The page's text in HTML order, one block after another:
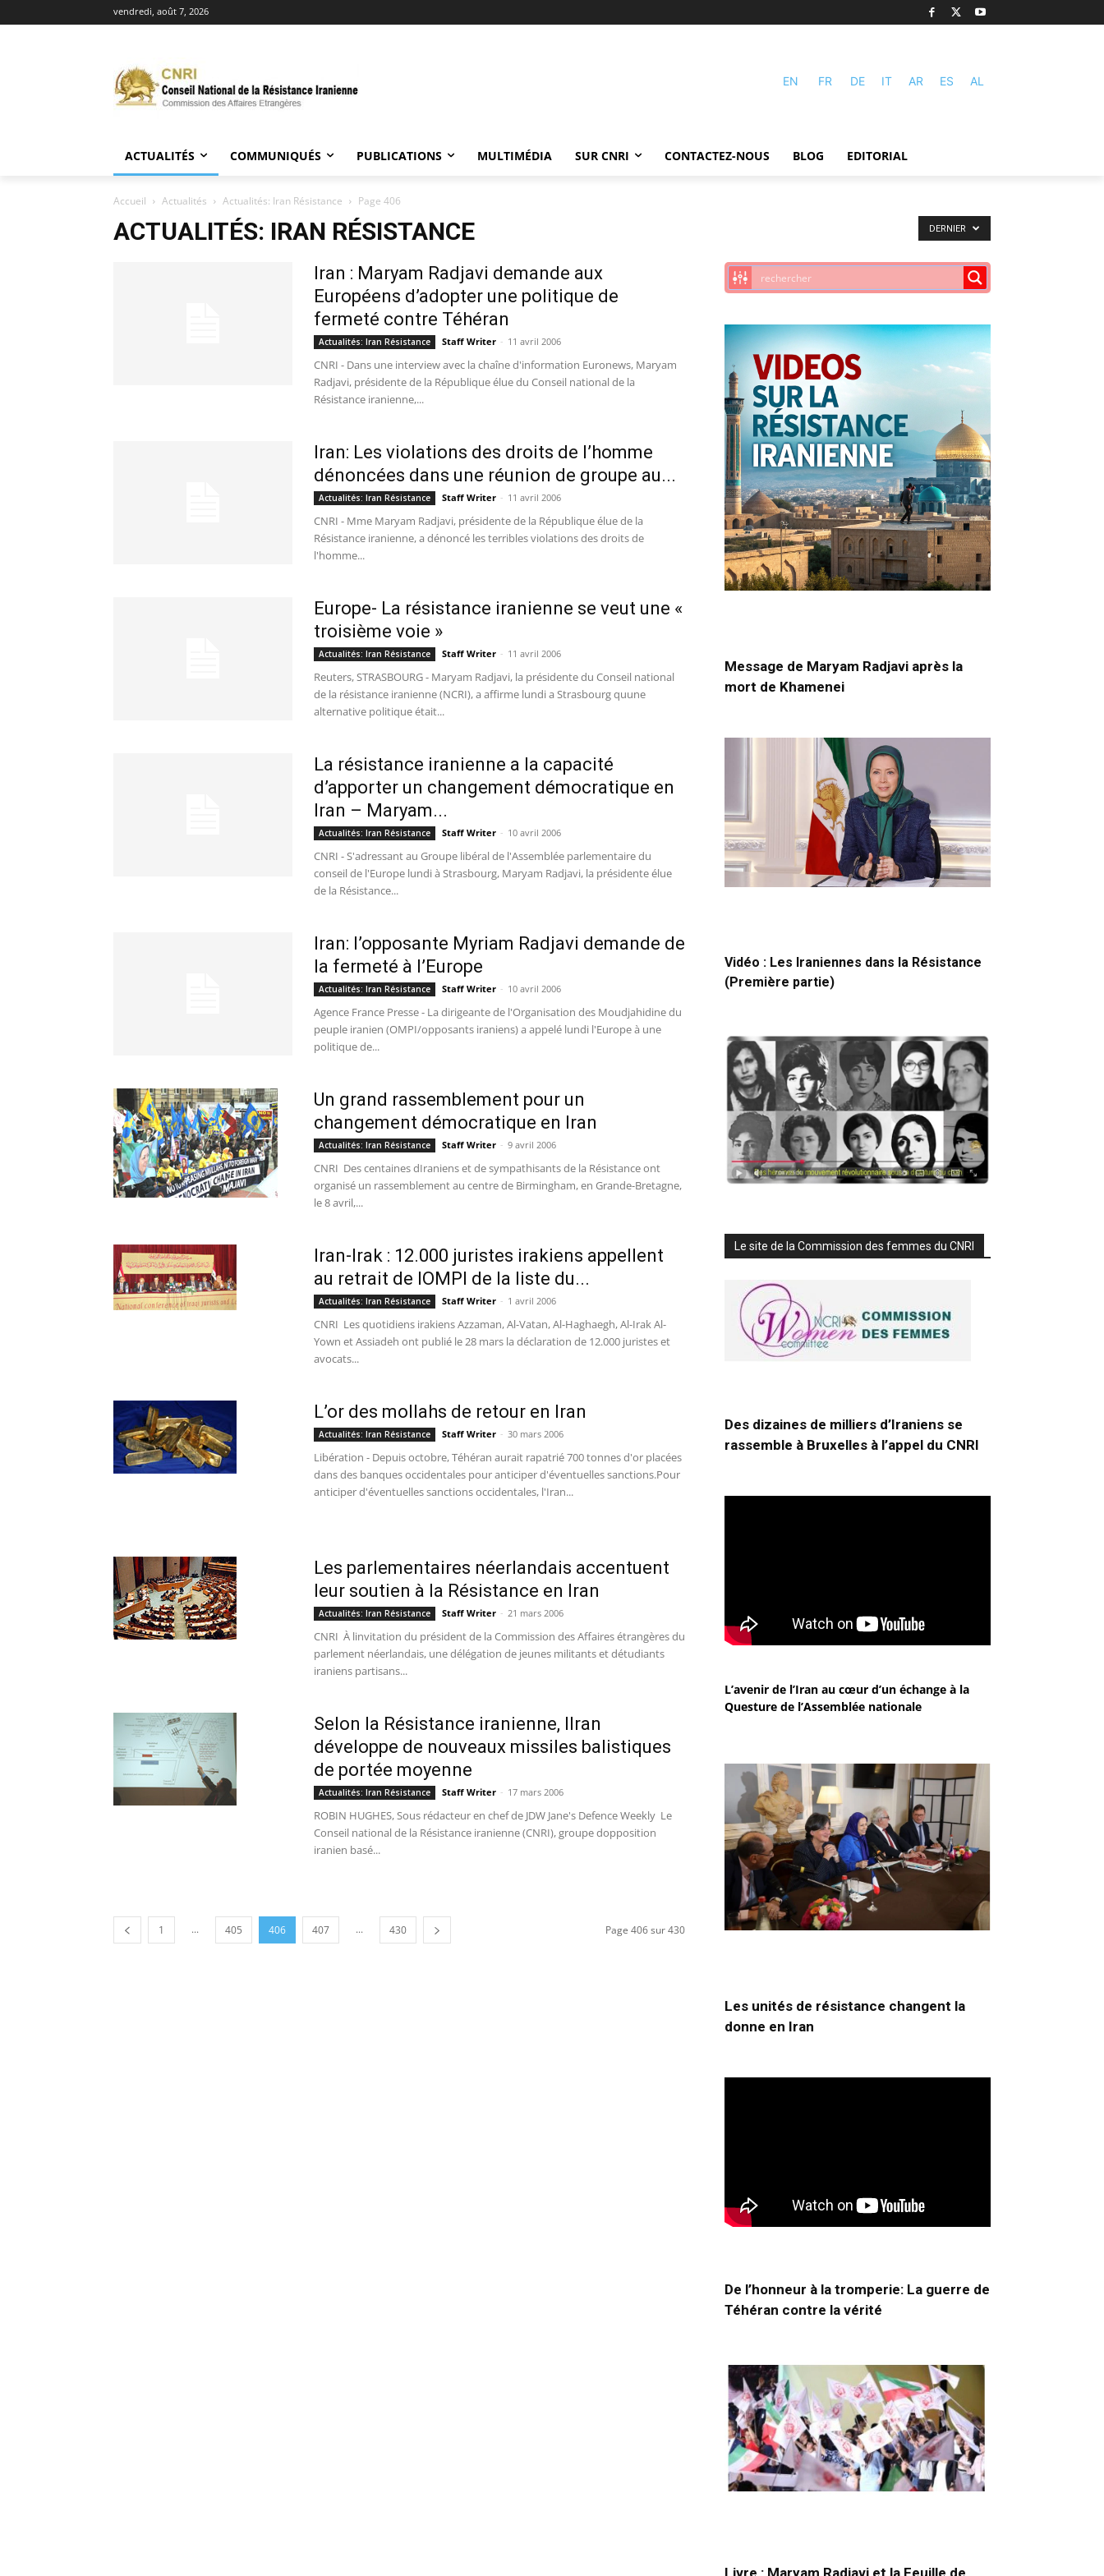
vendredi, août 7, 2026
EN FR DE IT AR ES AL
ACTUALITÉS COMMUNIQUÉS PUBLICATIONS MULTIMÉDIA SUR CNRI CONTACTEZ-NOUS BLOG EDITORIAL
Accueil Actualités Actualités: Iran Résistance Page 406
ACTUALITÉS: IRAN RÉSISTANCE DERNIER
Iran : Maryam Radjavi demande aux
Européens d’adopter une politique de
fermeté contre Téhéran
Actualités: Iran Résistance Staff Writer - 11 avril 2006
CNRI - Dans une interview avec la chaîne d'information Euronews, Maryam
Radjavi, présidente de la République élue du Conseil national de la
Résistance iranienne,...
Iran: Les violations des droits de l’homme
dénoncées dans une réunion de groupe au...
Actualités: Iran Résistance Staff Writer - 11 avril 2006
CNRI - Mme Maryam Radjavi, présidente de la République élue de la
Résistance iranienne, a dénoncé les terribles violations des droits de
l'homme...
Europe- La résistance iranienne se veut une «
troisième voie »
Actualités: Iran Résistance Staff Writer - 11 avril 2006
Reuters, STRASBOURG - Maryam Radjavi, la présidente du Conseil national
de la résistance iranienne (NCRI), a affirme lundi a Strasbourg quune
alternative politique était...
La résistance iranienne a la capacité
d’apporter un changement démocratique en
Iran – Maryam...
Actualités: Iran Résistance Staff Writer - 10 avril 2006
CNRI - S'adressant au Groupe libéral de l'Assemblée parlementaire du
conseil de l'Europe lundi à Strasbourg, Maryam Radjavi, la présidente élue
de la Résistance...
Iran: l’opposante Myriam Radjavi demande de
la fermeté à l’Europe
Actualités: Iran Résistance Staff Writer - 10 avril 2006
Agence France Presse - La dirigeante de l'Organisation des Moudjahidine du
peuple iranien (OMPI/opposants iraniens) a appelé lundi l'Europe à une
politique de...
Un grand rassemblement pour un
changement démocratique en Iran
Actualités: Iran Résistance Staff Writer - 9 avril 2006
CNRI  Des centaines dIraniens et de sympathisants de la Résistance ont
organisé un rassemblement au centre de Birmingham, en Grande-Bretagne,
le 8 avril,...
Iran-Irak : 12.000 juristes irakiens appellent
au retrait de lOMPI de la liste du...
Actualités: Iran Résistance Staff Writer - 1 avril 2006
CNRI  Les quotidiens irakiens Azzaman, Al-Vatan, Al-Haghaegh, Al-Irak Al-
Yown et Assiadeh ont publié le 28 mars la déclaration de 12.000 juristes et
avocats...
L’or des mollahs de retour en Iran
Actualités: Iran Résistance Staff Writer - 30 mars 2006
Libération - Depuis octobre, Téhéran aurait rapatrié 700 tonnes d'or placées
dans des banques occidentales pour anticiper d'éventuelles sanctions.Pour
anticiper d'éventuelles sanctions occidentales, l'Iran...
Les parlementaires néerlandais accentuent
leur soutien à la Résistance en Iran
Actualités: Iran Résistance Staff Writer - 21 mars 2006
CNRI  À linvitation du président de la Commission des Affaires étrangères du
parlement néerlandais, une délégation de jeunes militants et détudiants
iraniens partisans...
Selon la Résistance iranienne, lIran
développe de nouveaux missiles balistiques
de portée moyenne
Actualités: Iran Résistance Staff Writer - 17 mars 2006
ROBIN HUGHES, Sous rédacteur en chef de JDW Jane's Defence Weekly  Le
Conseil national de la Résistance iranienne (CNRI), groupe dopposition
iranien basé...
1 ... 405 406 407 ... 430 Page 406 sur 430
Message de Maryam Radjavi après la
mort de Khamenei
Vidéo : Les Iraniennes dans la Résistance
(Première partie)
Le site de la Commission des femmes du CNRI
Des dizaines de milliers d’Iraniens se
rassemble à Bruxelles à l’appel du CNRI
L’avenir de l’Iran au cœur d’un échange à la
Questure de l’Assemblée nationale
Les unités de résistance changent la
donne en Iran
De l’honneur à la tromperie: La guerre de
Téhéran contre la vérité